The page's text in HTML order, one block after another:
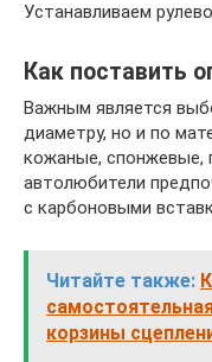
Устанавливаем
Как поставить
Важным является
диаметру, но и по
кожаные, спонжевые,
автолюбители
с карбоновыми
Читайте также:
корзины